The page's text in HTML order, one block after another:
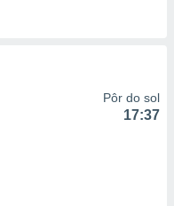
Pôr do sol
17:37